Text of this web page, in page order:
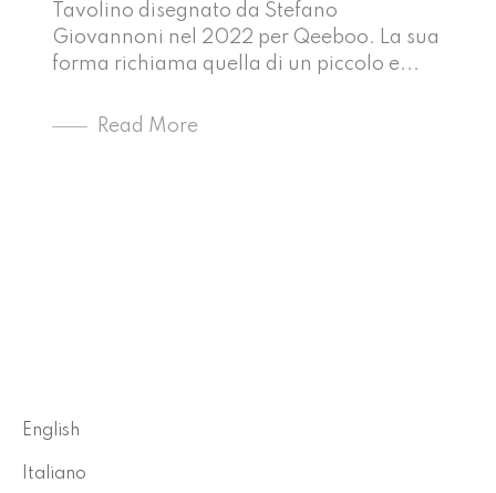
Tavolino disegnato da Stefano
Giovannoni nel 2022 per Qeeboo. La sua
forma richiama quella di un piccolo e...
Read More
English
Italiano